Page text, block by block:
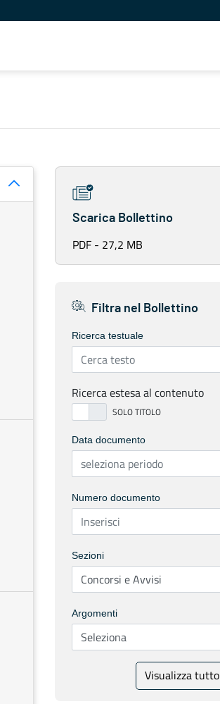
Scarica Bollettino
PDF - 27,2 MB
Filtra nel Bollettino
Ricerca testuale
Ricerca estesa al contenuto
Data documento
Numero documento
Sezioni
Argomenti
Visualizza tutto